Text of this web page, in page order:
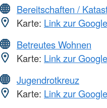
Bereitschaften /
Karte: Link zur
Betreutes Wohnen
Karte: Link zur
Jugendrotkreuz
Karte: Link zur